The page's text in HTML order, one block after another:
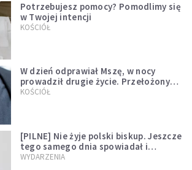
Potrzebujesz pomocy? Pomodlimy się
w Twojej intencji
KOŚCIÓŁ
W dzień odprawiał Mszę, w nocy
prowadził drugie życie. Przełożony
kazał mu opuścić zakon
KOŚCIÓŁ
[PILNE] Nie żyje polski biskup. Jeszcze
tego samego dnia spowiadał i
sprawował Mszę świętą
WYDARZENIA